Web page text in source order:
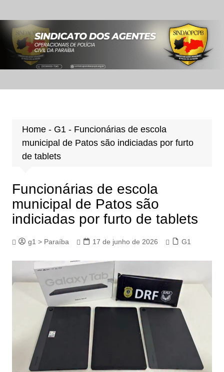
para
conteúdo
Home- G1 - Funcionárias de escola
municipal de Patos são indiciadas por furto
de tablets
Funcionárias de escola
municipal de Patos são
indiciadas por furto de tablets
g1 > Paraíba 17 de junho de 2026 G1